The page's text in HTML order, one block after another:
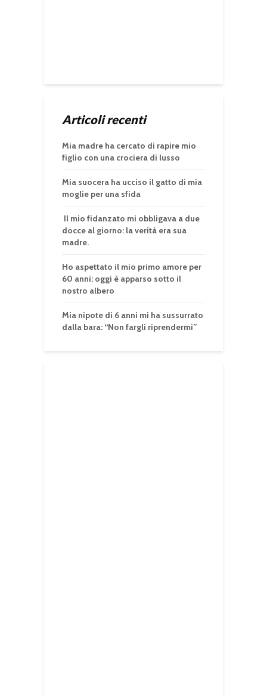
Articoli recenti
Mia madre ha cercato di rapire mio
figlio con una crociera di lusso
Mia suocera ha ucciso il gatto di mia
moglie per una sfida
Il mio fidanzato mi obbligava a due
docce al giorno: la verità era sua
madre.
Ho aspettato il mio primo amore per
60 anni: oggi è apparso sotto il
nostro albero
Mia nipote di 6 anni mi ha sussurrato
dalla bara: “Non fargli riprendermi”